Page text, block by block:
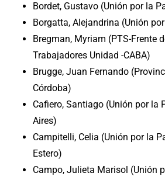
Bordet, Gustavo (Unión por la
Borgatta, Alejandrina (Unión
Bregman, Myriam (PTS-Frente
Trabajadores Unidad -CABA)
Brugge, Juan Fernando
Córdoba)
Cafiero, Santiago (Unión por la
Aires)
Campitelli, Celia (Unión por la
Estero)
Campo, Julieta Marisol (Unión